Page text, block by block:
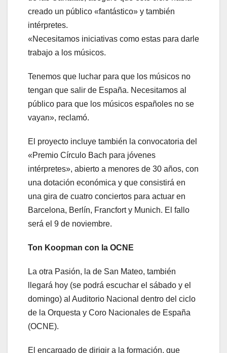
creado un público «fantástico» y también
intérpretes.
«Necesitamos iniciativas como estas para darle
trabajo a los músicos.
Tenemos que luchar para que los músicos no
tengan que salir de España. Necesitamos al
público para que los músicos españoles no se
vayan», reclamó.
El proyecto incluye también la convocatoria del
«Premio Círculo Bach para jóvenes
intérpretes», abierto a menores de 30 años, con
una dotación económica y que consistirá en
una gira de cuatro conciertos para actuar en
Barcelona, Berlín, Francfort y Munich. El fallo
será el 9 de noviembre.
Ton Koopman con la OCNE
La otra Pasión, la de San Mateo, también
llegará hoy (se podrá escuchar el sábado y el
domingo) al Auditorio Nacional dentro del ciclo
de la Orquesta y Coro Nacionales de España
(OCNE).
El encargado de dirigir a la formación, que